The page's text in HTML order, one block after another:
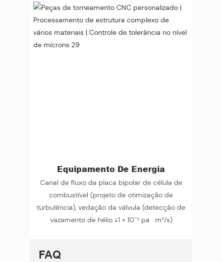
Equipamento De Energia
Canal de fluxo da placa bipolar de célula de
combustível (projeto de otimização de
turbulência), vedação da válvula (detecção de
vazamento de hélio ≤1 × 10⁻⁹ pa · m³/s)
FAQ